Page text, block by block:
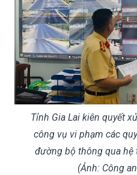
Tỉnh Gia Lai kiên quyết
công vụ vi phạm các
đường bộ thông qua hệ
(Ảnh: Công